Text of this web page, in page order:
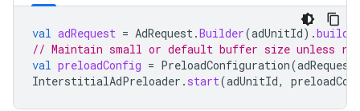
val adRequest = AdRequest.Builder(adUnitId).build
// Maintain small or default buffer size unless
val preloadConfig = PreloadConfiguration(adRequest
InterstitialAdPreloader . start(adUnitId,